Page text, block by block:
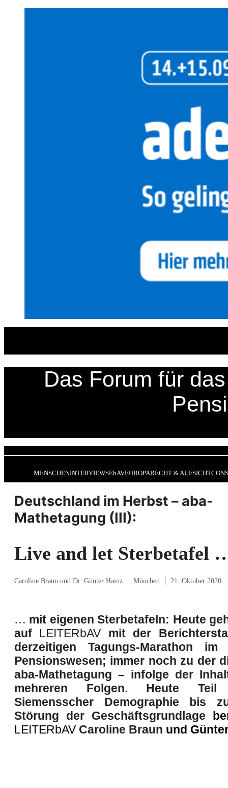
Das Forum für
MENSCHENINTERVIEWSEbAVEUROPARECHT & AUFSICHT
Deutschland im Herbst – aba-
Mathetagung (III):
Live and let Sterbetafel
Caroline Braun und Dr. Günter Hainz München 21. Oktober 2020
… mit eigenen Sterbetafeln: Heute
auf LEITERbAV mit der
derzeitigen Tagungs-Marathon im
Pensionswesen; immer noch zu der
aba-Mathetagung – infolge der
mehreren Folgen. Heute
Siemensscher Demographie bis
Störung der Geschäftsgrundlage
LEITERbAV Caroline Braun und